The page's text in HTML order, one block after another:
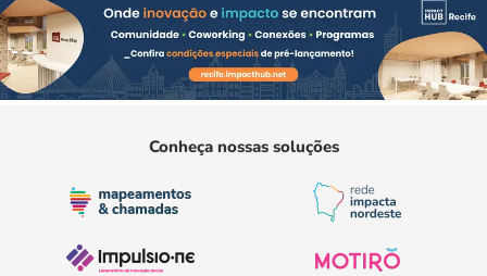
Conheça nossas soluções